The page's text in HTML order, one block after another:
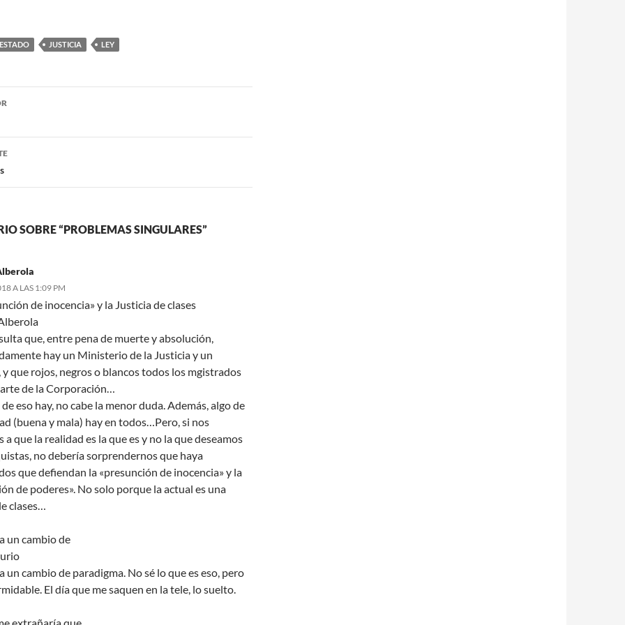
ESTADO JUSTICIA LEY
SOBRE “PROBLEMAS SINGULARES”
A LAS 1:09 PM
de inocencia» y la Justicia de clases
que, entre pena de muerte y absolución,
hay un Ministerio de la Justicia y un
que rojos, negros o blancos todos los mgistrados
de la Corporación…
eso hay, no cabe la menor duda. Además, algo de
(buena y mala) hay en todos…Pero, si nos
a que la realidad es la que es y no la que deseamos
no debería sorprendernos que haya
que defiendan la «presunción de inocencia» y la
de poderes». No solo porque la actual es una
clases…
un cambio de
un cambio de paradigma. No sé lo que es eso, pero
El día que me saquen en la tele, lo suelto.